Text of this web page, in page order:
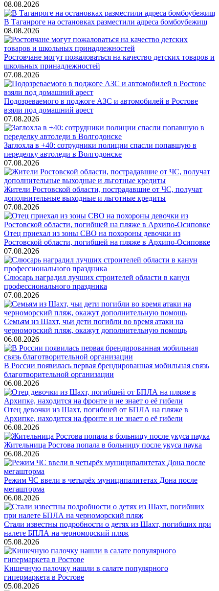
08.08.2026
В Таганроге на остановках разместили адреса бомбоубежищ
08.08.2026
Ростовчане могут пожаловаться на качество детских товаров и
школьных принадлежностей
07.08.2026
Подозреваемого в поджоге АЗС и автомобилей в Ростове
взяли под домашний арест
07.08.2026
Заглохла в +40: сотрудники полиции спасли попавшую в
переделку автоледи в Волгодонске
07.08.2026
Жители Ростовской области, пострадавшие от ЧС, получат
дополнительные выходные и льготные кредиты
07.08.2026
Отец приехал из зоны СВО на похороны девочки из
Ростовской области, погибшей на пляже в Архипо-Осиповке
07.08.2026
Слюсарь наградил лучших строителей области в канун
профессионального праздника
07.08.2026
Семьям из Шахт, чьи дети погибли во время атаки на
черноморский пляж, окажут дополнительную помощь
06.08.2026
В России появилась первая брендированная мобильная связь
благотворительной организации
06.08.2026
Отец девочки из Шахт, погибшей от БПЛА на пляже в
Архипке, находится на фронте и не знает о её гибели
06.08.2026
Жительница Ростова попала в больницу после укуса паука
06.08.2026
Режим ЧС ввели в четырёх муниципалитетах Дона после
мегашторма
06.08.2026
Стали известны подробности о детях из Шахт, погибших при
налете БПЛА на черноморский пляж
05.08.2026
Кишечную палочку нашли в салате популярного
гипермаркета в Ростове
05.08.2026